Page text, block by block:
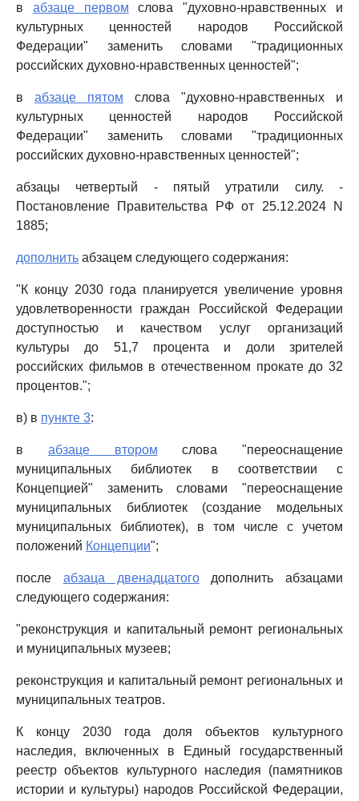
в абзаце первом слова "духовно-нравственных и
культурных ценностей народов Российской
Федерации" заменить словами "традиционных
российских духовно-нравственных ценностей";
в абзаце пятом слова "духовно-нравственных и
культурных ценностей народов Российской
Федерации" заменить словами "традиционных
российских духовно-нравственных ценностей";
абзацы четвертый - пятый утратили силу. -
Постановление Правительства РФ от 25.12.2024 N
1885;
дополнить абзацем следующего содержания:
"К концу 2030 года планируется увеличение уровня
удовлетворенности граждан Российской Федерации
доступностью и качеством услуг организаций
культуры до 51,7 процента и доли зрителей
российских фильмов в отечественном прокате до 32
процентов.";
в) в пункте 3:
в абзаце втором слова "переоснащение
муниципальных библиотек в соответствии с
Концепцией" заменить словами "переоснащение
муниципальных библиотек (создание модельных
муниципальных библиотек), в том числе с учетом
положений Концепции";
после абзаца двенадцатогодополнить абзацами
следующего содержания:
"реконструкция и капитальный ремонт региональных
и муниципальных музеев;
реконструкция и капитальный ремонт региональных и
муниципальных театров.
К концу 2030 года доля объектов культурного
наследия, включенных в Единый государственный
реестр объектов культурного наследия (памятников
истории и культуры) народов Российской Федерации,